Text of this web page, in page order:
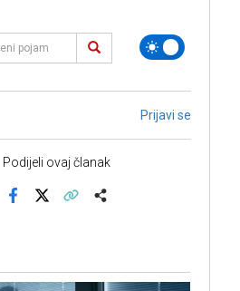
Prijavi se
Podijeli ovaj članak